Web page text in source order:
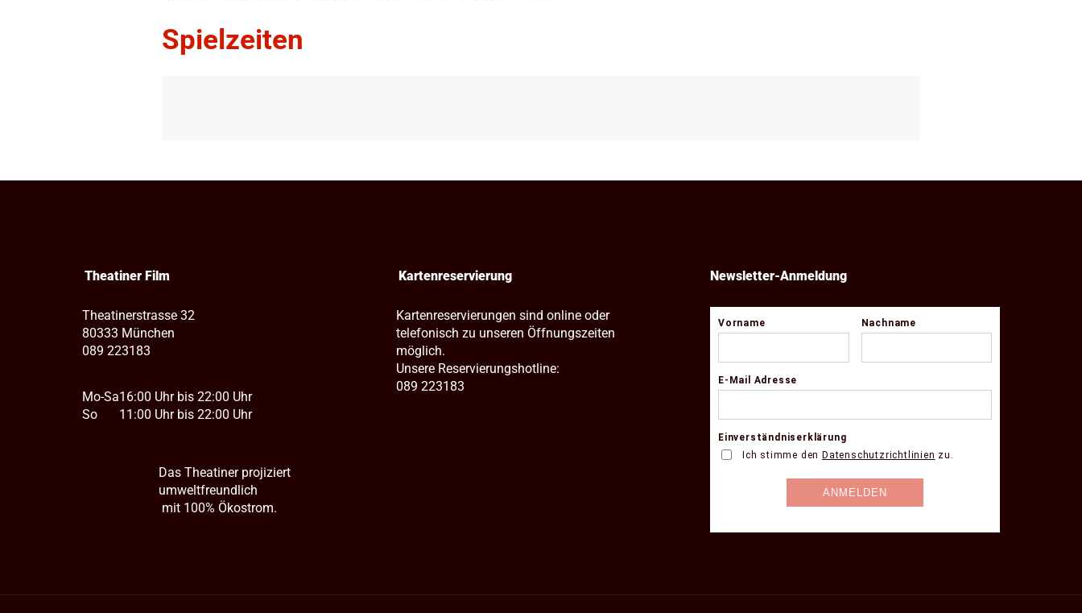
Spielzeiten
Theatiner Film
Theatinerstrasse 32
80333 München
089 223183
Mo-Sa
So
16:00 Uhr bis 22:00 Uhr
11:00 Uhr bis 22:00 Uhr
Das Theatiner projiziert
umweltfreundlich
mit 100% Ökostrom.
Kartenreservierung
Kartenreservierungen sind online oder
telefonisch zu unseren Öffnungszeiten
möglich.
Unsere Reservierungshotline:
089 223183
Newsletter-Anmeldung